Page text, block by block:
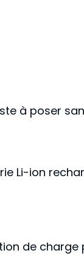
à poser
Li-ion
de charge